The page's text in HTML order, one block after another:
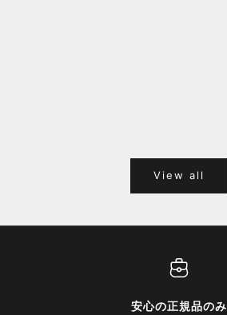
View all
安心の正規品のみ